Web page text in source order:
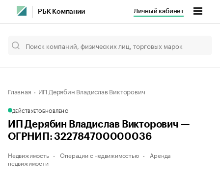
РБК Компании Личный кабинет
Главная ИП Дерябин Владислав Викторович
ДЕЙСТВУЕТОБНОВЛЕНО
ИП Дерябин Владислав Викторович —
ОГРНИП: 322784700000036
Недвижимость Операции с недвижимостью
Аренда
недвижимости